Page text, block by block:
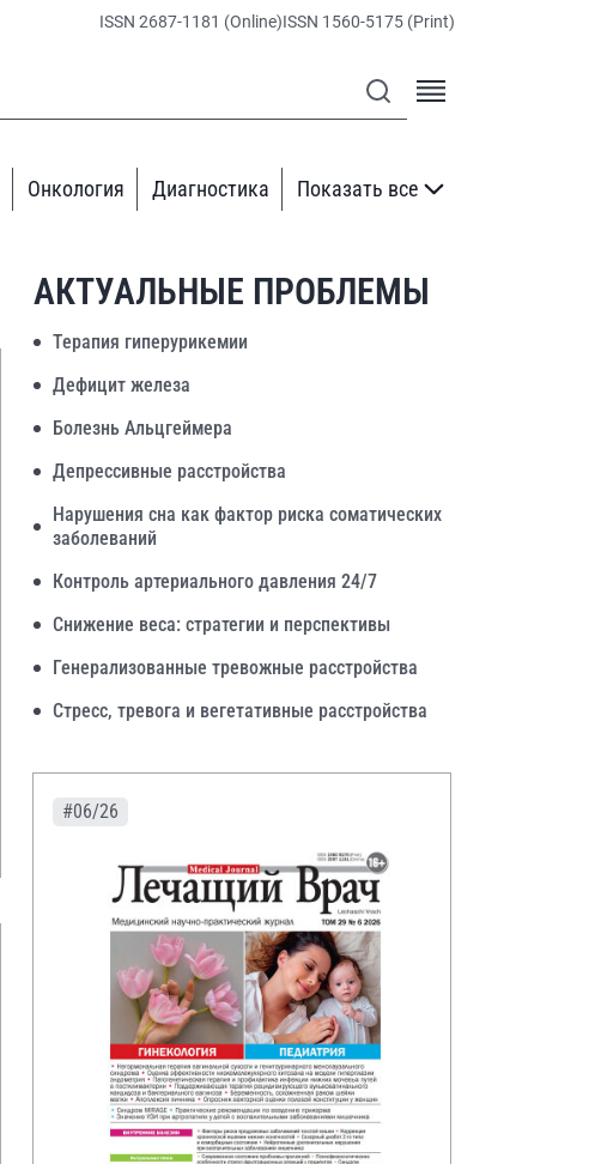
ISSN 2687-1181 (Online)ISSN 1560-5175 (Print)
Онкология Диагностика Показать все
АКТУАЛЬНЫЕ ПРОБЛЕМЫ
Терапия гиперурикемии
Дефицит железа
Болезнь Альцгеймера
Депрессивные расстройства
Нарушения сна как фактор риска соматических
заболеваний
Контроль артериального давления 24/7
Снижение веса: стратегии и перспективы
Генерализованные тревожные расстройства
Стресс, тревога и вегетативные расстройства
#06/26